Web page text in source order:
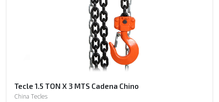
Tecle 1.5 TON X 3 MTS Cadena Chino
China Tecles